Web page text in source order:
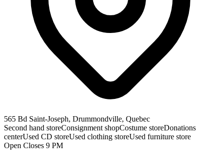
565 Bd Saint-Joseph, Drummondville, Quebec
Second hand storeConsignment shopCostume storeDonations
centerUsed CD storeUsed clothing storeUsed furniture store
Open Closes 9 PM